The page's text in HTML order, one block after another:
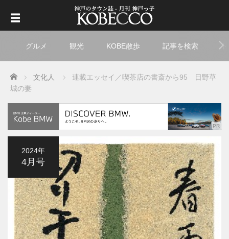
グルメ 観光 KOBE散歩 記事を検索
Home 文化人
連載エッセイ／喫茶店の書斎から95 日野草
城の妻
2024年
4月号